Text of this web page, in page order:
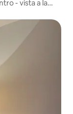
- vista a la